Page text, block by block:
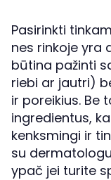
Pasirinkti
nes rinkoje yra
būtina pažinti
riebi ar jautri)
ir poreikius. Be
ingredientus,
kenksmingi ir
su
ypač jei turite